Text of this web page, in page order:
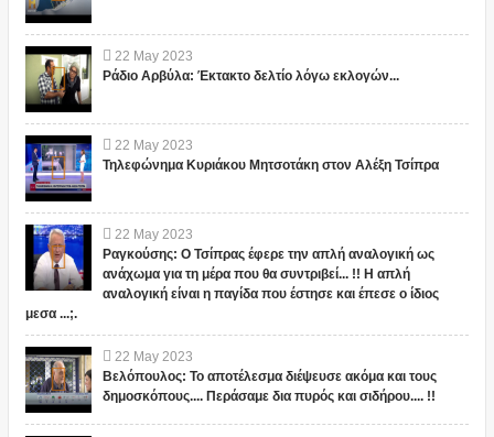
22 May 2023
Ράδιο Αρβύλα: Έκτακτο δελτίο λόγω εκλογών...
22 May 2023
Τηλεφώνημα Κυριάκου Μητσοτάκη στον Αλέξη Τσίπρα
22 May 2023
Ραγκούσης: Ο Τσίπρας έφερε την απλή αναλογική ως
ανάχωμα για τη μέρα που θα συντριβεί... !! Η απλή
αναλογική είναι η παγίδα που έστησε και έπεσε ο ίδιος
μεσα ...;.
22 May 2023
Βελόπουλος: Το αποτέλεσμα διέψευσε ακόμα και τους
δημοσκόπους.... Περάσαμε δια πυρός και σιδήρου.... !!